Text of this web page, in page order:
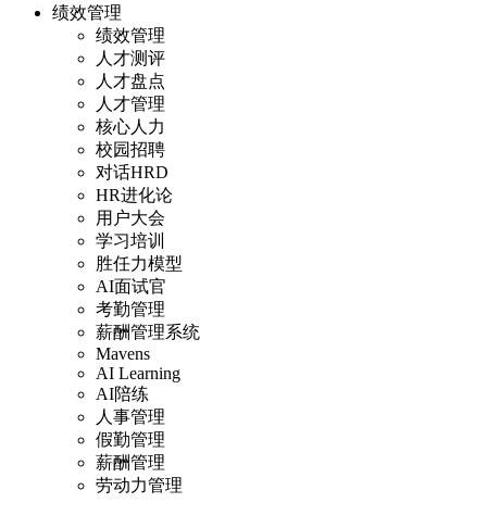
绩效管理
绩效管理
人才测评
人才盘点
人才管理
核心人力
校园招聘
对话HRD
HR进化论
用户大会
学习培训
胜任力模型
AI面试官
考勤管理
薪酬管理系统
Mavens
AI Learning
AI陪练
人事管理
假勤管理
薪酬管理
劳动力管理